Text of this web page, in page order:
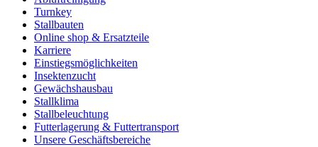
Turnkey
Stallbauten
Online shop & Ersatzteile
Karriere
Einstiegsmöglichkeiten
Insektenzucht
Gewächshausbau
Stallklima
Stallbeleuchtung
Futterlagerung & Futtertransport
Unsere Geschäftsbereiche